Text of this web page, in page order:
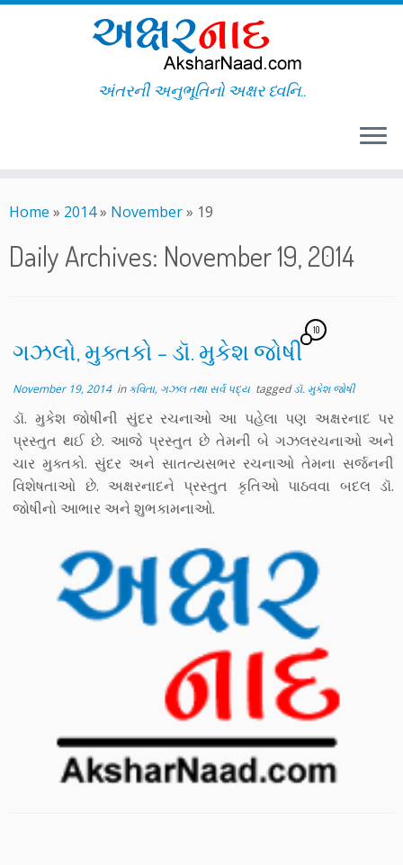
to
અંતરની અનુભૂતિનો અક્ષર ધ્વનિ..
Home » 2014» November» 19
Daily Archives: November 19, 2014
ગઝલો, મુક્તકો – ડૉ. મુકેશ જોષી
10
November 19, 2014inકવિતા, ગઝલ તથા સર્વ પદ્ય taggedડૉ. મુકેશ જોષી
ડૉ. મુકેશ જોષીની સુંદર રચનાઓ આ પહેલા પણ અક્ષરનાદ પર
પ્રસ્તુત થઈ છે. આજે પ્રસ્તુત છે તેમની બે ગઝલરચનાઓ અને
ચાર મુક્તકો. સુંદર અને સાતત્યસભર રચનાઓ તેમના સર્જનની
વિશેષતાઓ છે. અક્ષરનાદને પ્રસ્તુત કૃતિઓ પાઠવવા બદલ ડૉ.
જોષીનો આભાર અને શુભકામનાઓ.